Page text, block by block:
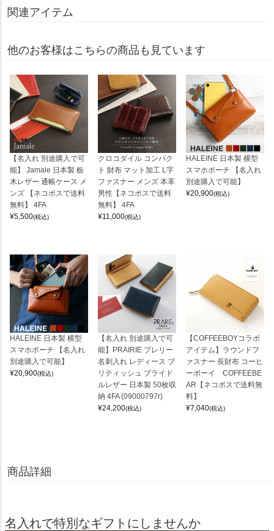
関連アイテム
他のお客様はこちらの商品も見ています
【名入れ 別途購入で可
能】 Jamale 日本製 栃
木レザー 通帳ケース メ
ンズ 【ネコポスで送料
無料】 4FA
¥5,500(税込)
クロコダイル コンパク
ト 財布 マット加工 L字
ファスナー メンズ 本革
男性【ネコポスで送料
無料】 4FA
¥11,000(税込)
HALEINE 日本製 横型
スマホポーチ 【名入れ
別途購入で可能】
¥20,900(税込)
HALEINE 日本製 横型
スマホポーチ 【名入れ
別途購入で可能】
¥20,900(税込)
【名入れ 別途購入で可
能】PRAIRIE プレリー
名刺入れ レディース ブ
リティッシュ ブライド
ルレザー 日本製 50枚収
納 4FA (09000797r)
¥24,200(税込)
【COFFEEBOYコラボ
アイテム】ラウンドフ
ァスナー 長財布 コーヒ
ーボーイ COFFEEBE
AR【ネコポスで送料無
料】
¥7,040(税込)
商品詳細
名入れで特別なギフトにしませんか